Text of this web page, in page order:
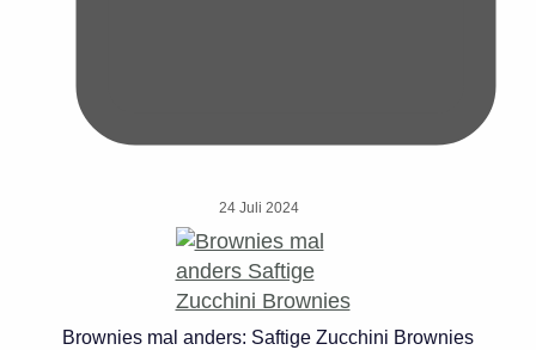
24 Juli 2024
Brownies mal anders: Saftige Zucchini Brownies